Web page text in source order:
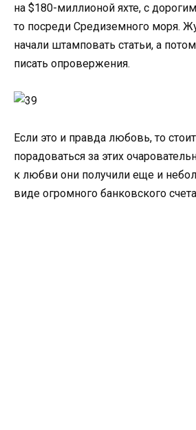
на $180-миллионой яхте, с
то посреди Средиземного моря.
начали штамповать статьи, а
писать опровержения.
Если это и правда любовь, то
порадоваться за этих
к любви они получили еще и
виде огромного банковского